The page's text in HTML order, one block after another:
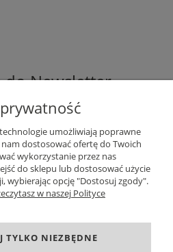
do Newsletter
ZAPISZ SIĘ
umożliwiają poprawne
dostosować ofertę do Twoich
wykorzystanie przez nas
do sklepu lub dostosować użycie
wybierając opcję "Dostosuj zgody".
w naszej Polityce
TYLKO NIEZBĘDNE